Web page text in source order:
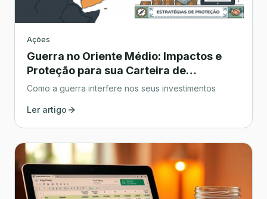
Ações
Guerra no Oriente Médio: Impactos e
Proteção para sua Carteira de
Investimentos
Como a guerra interfere nos seus investimentos
Ler artigo